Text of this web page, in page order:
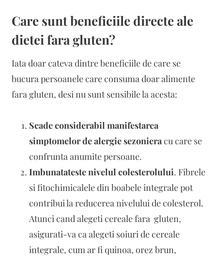
Care sunt beneficiile directe ale
dietei fara gluten?
Iata doar cateva dintre beneficiile de care se
bucura persoanele care consuma doar alimente
fara gluten, desi nu sunt sensibile la acesta:
Scade considerabil manifestarea
simptomelor de alergie sezonieracu care se
confrunta anumite persoane.
Imbunatateste nivelul colesterolului. Fibrele
si fitochimicalele din boabele integrale pot
contribui la reducerea nivelului de colesterol.
Atunci cand alegeti cereale fara gluten,
asigurati-va ca alegeti soiuri de cereale
integrale, cum ar fi quinoa, orez brun,